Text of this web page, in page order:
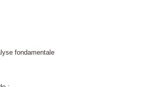
fondamentale